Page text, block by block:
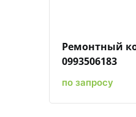
Ремонтный
0993506183
по запросу